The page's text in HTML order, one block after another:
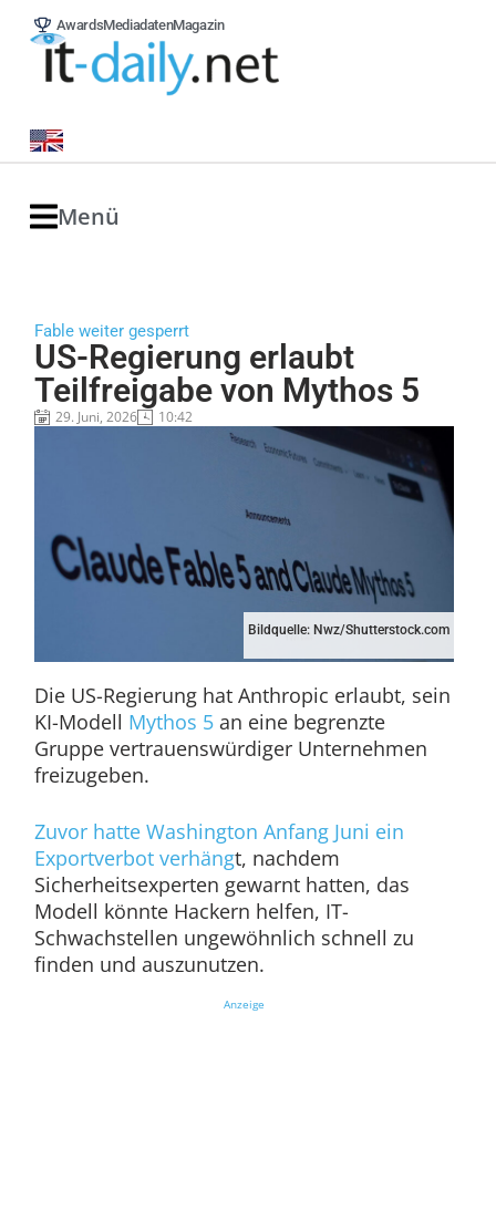
AwardsMediadatenMagazin
Menü
Fable weiter gesperrt
US-Regierung erlaubt
Teilfreigabe von Mythos 5
29. Juni, 2026 10:42
Bildquelle: Nwz/Shutterstock.com
Die US-Regierung hat Anthropic erlaubt, sein
KI-Modell Mythos 5an eine begrenzte
Gruppe vertrauenswürdiger Unternehmen
freizugeben.
Zuvor hatte Washington Anfang Juni ein
Exportverbot verhängt, nachdem
Sicherheitsexperten gewarnt hatten, das
Modell könnte Hackern helfen, IT-
Schwachstellen ungewöhnlich schnell zu
finden und auszunutzen.
Anzeige